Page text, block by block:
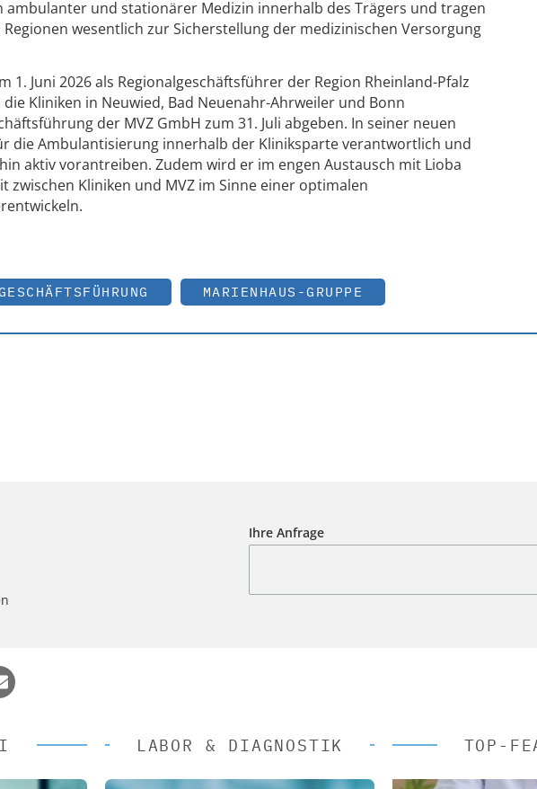
ambulanter und stationärer Medizin innerhalb des Trägers und tragen
wesentlich zur Sicherstellung der medizinischen Versorgung
1. Juni 2026 als Regionalgeschäftsführer der Region Rheinland-Pfalz
Kliniken in Neuwied, Bad Neuenahr-Ahrweiler und Bonn
der MVZ GmbH zum 31. Juli abgeben. In seiner neuen
die Ambulantisierung innerhalb der Kliniksparte verantwortlich und
aktiv vorantreiben. Zudem wird er im engen Austausch mit Lioba
zwischen Kliniken und MVZ im Sinne einer optimalen
MARIENHAUS-GRUPPE
Ihre Anfrage
LABOR & DIAGNOSTIK TOP-